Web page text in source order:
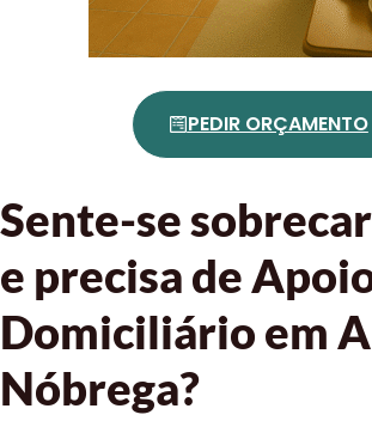
PEDIR ORÇAMENTO
Sente-se
e precisa de
Domiciliário em
Nóbrega?